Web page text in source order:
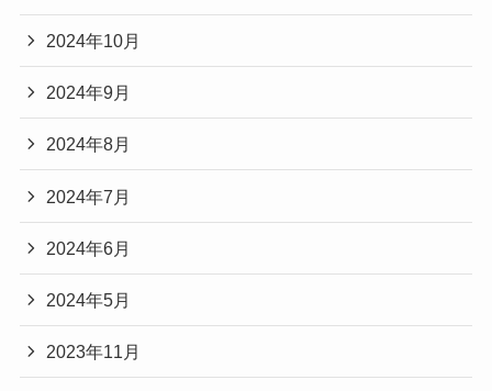
2024年10月
2024年9月
2024年8月
2024年7月
2024年6月
2024年5月
2023年11月